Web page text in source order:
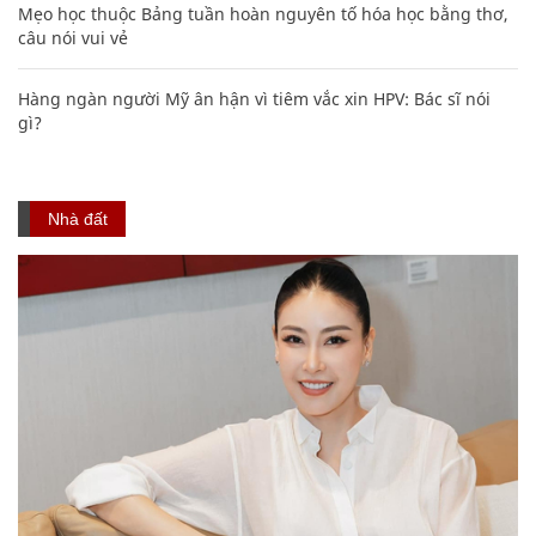
Mẹo học thuộc Bảng tuần hoàn nguyên tố hóa học bằng thơ,
câu nói vui vẻ
Hàng ngàn người Mỹ ân hận vì tiêm vắc xin HPV: Bác sĩ nói
gì?
Nhà đất